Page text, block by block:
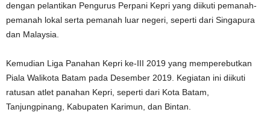
dengan pelantikan Pengurus Perpani Kepri yang diikuti pemanah-
pemanah lokal serta pemanah luar negeri, seperti dari Singapura
dan Malaysia.
Kemudian Liga Panahan Kepri ke-III 2019 yang memperebutkan
Piala Walikota Batam pada Desember 2019. Kegiatan ini diikuti
ratusan atlet panahan Kepri, seperti dari Kota Batam,
Tanjungpinang, Kabupaten Karimun, dan Bintan.